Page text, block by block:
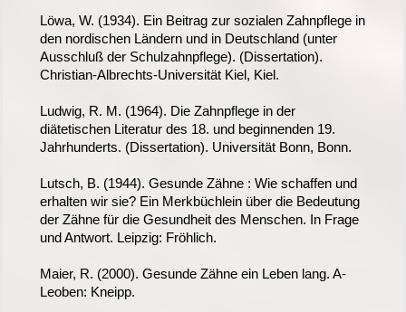
Löwa, W. (1934). Ein Beitrag zur sozialen Zahnpflege in
den nordischen Ländern und in Deutschland (unter
Ausschluß der Schulzahnpflege). (Dissertation).
Christian-Albrechts-Universität Kiel, Kiel.
Ludwig, R. M. (1964). Die Zahnpflege in der
diätetischen Literatur des 18. und beginnenden 19.
Jahrhunderts. (Dissertation). Universität Bonn, Bonn.
Lutsch, B. (1944). Gesunde Zähne : Wie schaffen und
erhalten wir sie? Ein Merkbüchlein über die Bedeutung
der Zähne für die Gesundheit des Menschen. In Frage
und Antwort. Leipzig: Fröhlich.
Maier, R. (2000). Gesunde Zähne ein Leben lang. A-
Leoben: Kneipp.